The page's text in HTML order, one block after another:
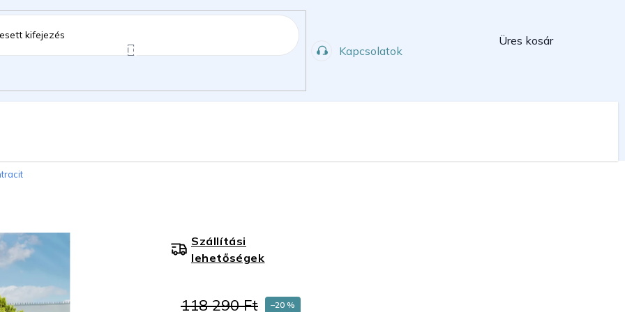
Kapcsolatok
Kosár
Üres kosár
118 290 Ft –20 %
Szállítási
lehetőségek